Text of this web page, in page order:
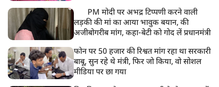
PM मोदी पर अभद्र टिप्पणी करने वाली
लड़की की मां का आया भावुक बयान, की
अजीबोगरीब मांग, कहा-बेटी को गोद लें प्रधानमंत्री
फोन पर 50 हजार की रिश्वत मांग रहा था सरकारी
बाबू, सुन रहे थे मंत्री, फिर जो किया, वो सोशल
मीडिया पर छा गया